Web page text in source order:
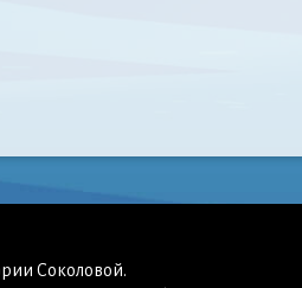
Соколовой.